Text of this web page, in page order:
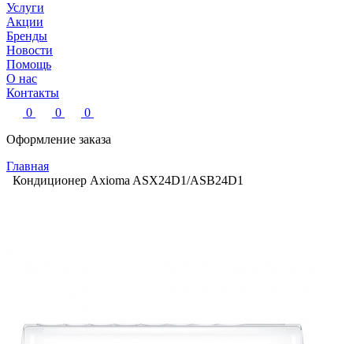
Услуги
Акции
Бренды
Новости
Помощь
О нас
Контакты
0
0
0
Оформление заказа
Главная
Кондиционер Axioma ASX24D1/ASB24D1